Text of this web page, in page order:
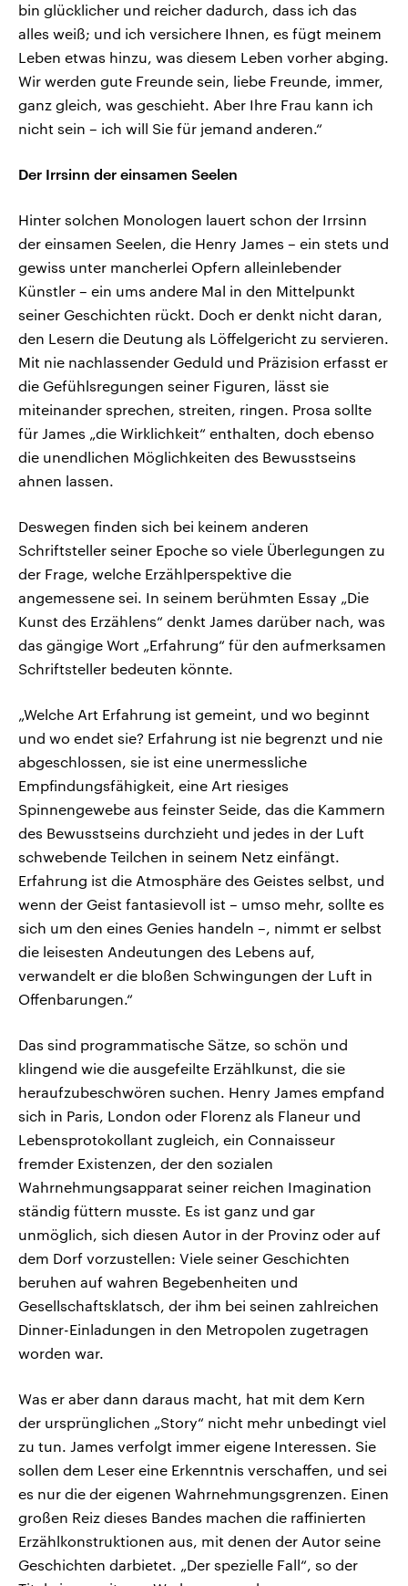
bin glücklicher und reicher dadurch, dass ich das
alles weiß; und ich versichere Ihnen, es fügt meinem
Leben etwas hinzu, was diesem Leben vorher abging.
Wir werden gute Freunde sein, liebe Freunde, immer,
ganz gleich, was geschieht. Aber Ihre Frau kann ich
nicht sein – ich will Sie für jemand anderen.“
Der Irrsinn der einsamen Seelen
Hinter solchen Monologen lauert schon der Irrsinn
der einsamen Seelen, die Henry James – ein stets und
gewiss unter mancherlei Opfern alleinlebender
Künstler – ein ums andere Mal in den Mittelpunkt
seiner Geschichten rückt. Doch er denkt nicht daran,
den Lesern die Deutung als Löffelgericht zu servieren.
Mit nie nachlassender Geduld und Präzision erfasst er
die Gefühlsregungen seiner Figuren, lässt sie
miteinander sprechen, streiten, ringen. Prosa sollte
für James „die Wirklichkeit“ enthalten, doch ebenso
die unendlichen Möglichkeiten des Bewusstseins
ahnen lassen.
Deswegen finden sich bei keinem anderen
Schriftsteller seiner Epoche so viele Überlegungen zu
der Frage, welche Erzählperspektive die
angemessene sei. In seinem berühmten Essay „Die
Kunst des Erzählens“ denkt James darüber nach, was
das gängige Wort „Erfahrung“ für den aufmerksamen
Schriftsteller bedeuten könnte.
„Welche Art Erfahrung ist gemeint, und wo beginnt
und wo endet sie? Erfahrung ist nie begrenzt und nie
abgeschlossen, sie ist eine unermessliche
Empfindungsfähigkeit, eine Art riesiges
Spinnengewebe aus feinster Seide, das die Kammern
des Bewusstseins durchzieht und jedes in der Luft
schwebende Teilchen in seinem Netz einfängt.
Erfahrung ist die Atmosphäre des Geistes selbst, und
wenn der Geist fantasievoll ist – umso mehr, sollte es
sich um den eines Genies handeln –, nimmt er selbst
die leisesten Andeutungen des Lebens auf,
verwandelt er die bloßen Schwingungen der Luft in
Offenbarungen.“
Das sind programmatische Sätze, so schön und
klingend wie die ausgefeilte Erzählkunst, die sie
heraufzubeschwören suchen. Henry James empfand
sich in Paris, London oder Florenz als Flaneur und
Lebensprotokollant zugleich, ein Connaisseur
fremder Existenzen, der den sozialen
Wahrnehmungsapparat seiner reichen Imagination
ständig füttern musste. Es ist ganz und gar
unmöglich, sich diesen Autor in der Provinz oder auf
dem Dorf vorzustellen: Viele seiner Geschichten
beruhen auf wahren Begebenheiten und
Gesellschaftsklatsch, der ihm bei seinen zahlreichen
Dinner-Einladungen in den Metropolen zugetragen
worden war.
Was er aber dann daraus macht, hat mit dem Kern
der ursprünglichen „Story“ nicht mehr unbedingt viel
zu tun. James verfolgt immer eigene Interessen. Sie
sollen dem Leser eine Erkenntnis verschaffen, und sei
es nur die der eigenen Wahrnehmungsgrenzen. Einen
großen Reiz dieses Bandes machen die raffinierten
Erzählkonstruktionen aus, mit denen der Autor seine
Geschichten darbietet. „Der spezielle Fall“, so der